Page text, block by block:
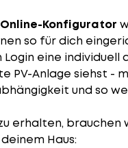
Konfigurator
so für dich
eine individuell
PV-Anlage siehst -
und so
erhalten, brauchen
Haus: